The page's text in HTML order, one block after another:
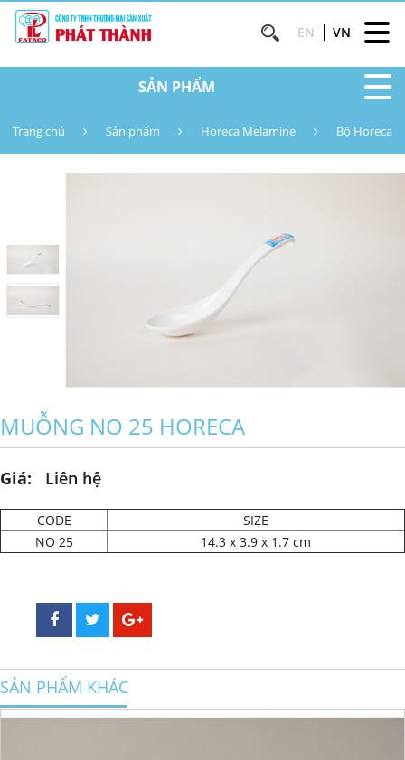
EN VN
SẢN PHẨM
Trang chủ Sản phẩm Horeca Melamine Bộ Horeca
MUỖNG NO 25 HORECA
Giá: Liên hệ
CODE
SIZE
NO 25
14.3 x 3.9 x 1.7 cm
SẢN PHẨM KHÁC